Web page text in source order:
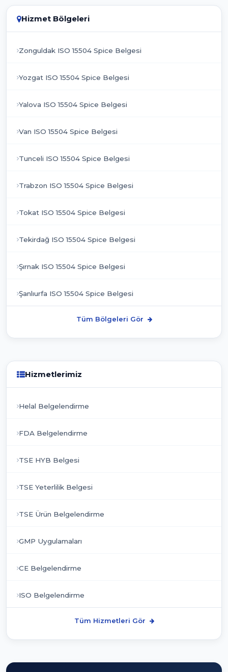
Hizmet Bölgeleri
Zonguldak ISO 15504 Spice Belgesi
Yozgat ISO 15504 Spice Belgesi
Yalova ISO 15504 Spice Belgesi
Van ISO 15504 Spice Belgesi
Tunceli ISO 15504 Spice Belgesi
Trabzon ISO 15504 Spice Belgesi
Tokat ISO 15504 Spice Belgesi
Tekirdağ ISO 15504 Spice Belgesi
Şırnak ISO 15504 Spice Belgesi
Şanlıurfa ISO 15504 Spice Belgesi
Tüm Bölgeleri Gör
Hizmetlerimiz
Helal Belgelendirme
FDA Belgelendirme
TSE HYB Belgesi
TSE Yeterlilik Belgesi
TSE Ürün Belgelendirme
GMP Uygulamaları
CE Belgelendirme
ISO Belgelendirme
Tüm Hizmetleri Gör